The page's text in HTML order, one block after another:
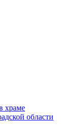
храме
области